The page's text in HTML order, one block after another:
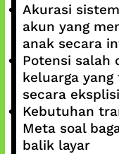
Akurasi
akun yang
anak secara
Potensi salah
keluarga
secara
Kebutuhan
Meta soal
balik layar